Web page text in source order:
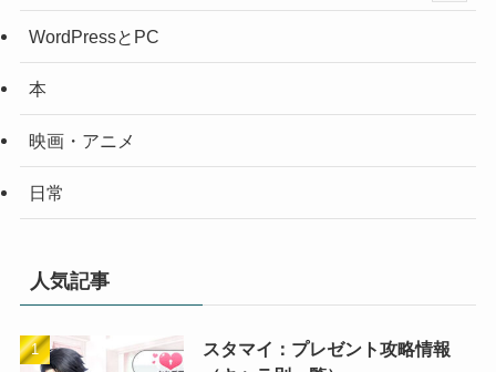
WordPressとPC
本
映画・アニメ
日常
人気記事
スタマイ：プレゼント攻略情報